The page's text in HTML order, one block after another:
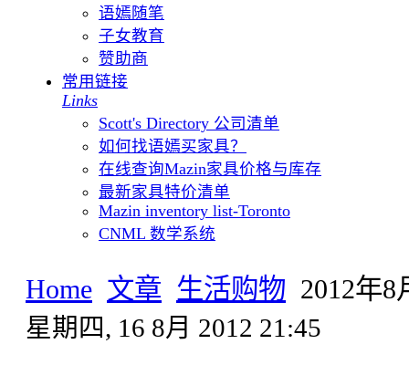
语嫣随笔
子女教育
赞助商
常用链接
Links
Scott's Directory 公司清单
如何找语嫣买家具？
在线查询Mazin家具价格与库存
最新家具特价清单
Mazin inventory list-Toronto
CNML 数学系统
Home 文章 生活购物 2012年8
星期四, 16 8月 2012 21:45